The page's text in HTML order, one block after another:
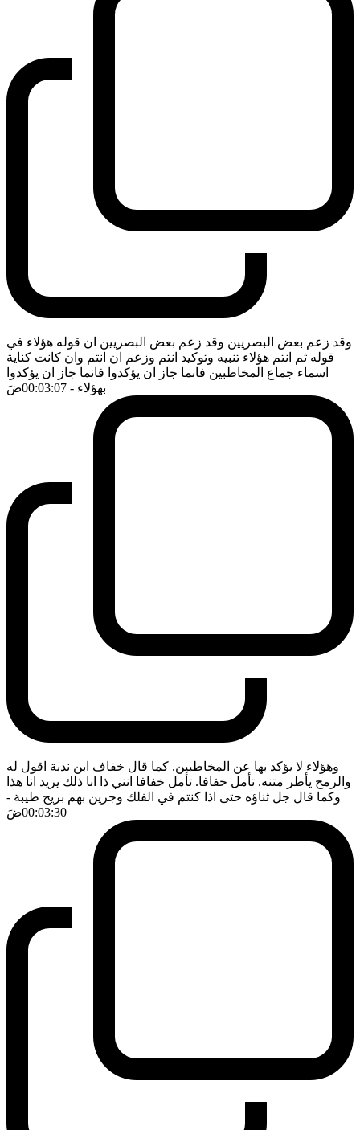
وقد زعم بعض البصريين وقد زعم بعض البصريين ان قوله هؤلاء في
قوله ثم انتم هؤلاء تنبيه وتوكيد انتم وزعم ان انتم وان كانت كناية
اسماء جماع المخاطبين فانما جاز ان يؤكدوا فانما جاز ان يؤكدوا
بهؤلاء - 00:03:07 ضَ
وهؤلاء لا يؤكد بها عن المخاطبين. كما قال خفاف ابن ندبة اقول له
والرمح يأطر متنه. تأمل خفافا. تأمل خفافا انني ذا انا ذلك يريد انا هذا
وكما قال جل ثناؤه حتى اذا كنتم في الفلك وجرين بهم بريح طيبة -
00:03:30ضَ